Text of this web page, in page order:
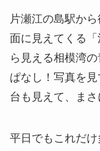
片瀬江の島駅か
面に見えてくる
ら見える相模湾
ぱなし！写真を
台も見えて、まさ
平日でもこれだ